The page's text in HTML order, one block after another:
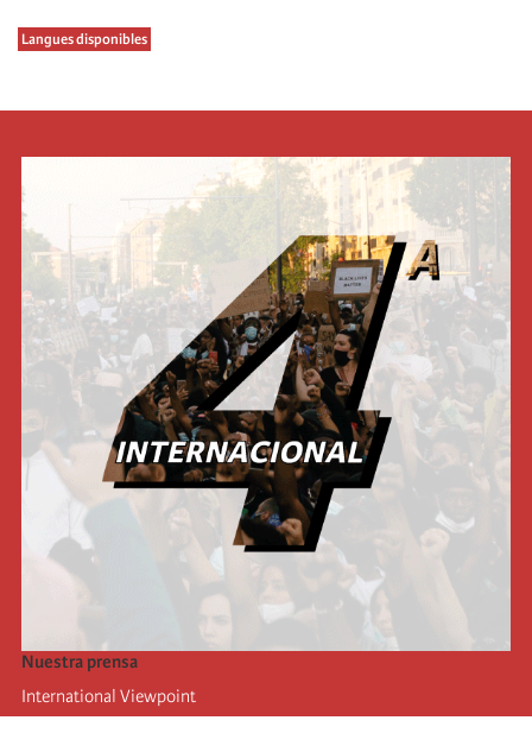
Langues disponibles
Nuestra prensa
International Viewpoint